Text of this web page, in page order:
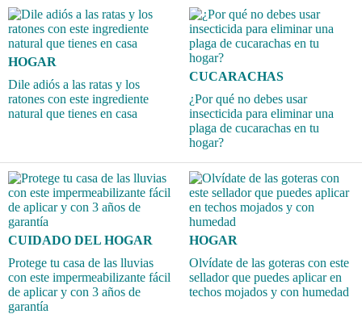
HOGAR
Dile adiós a las ratas y los
ratones con este ingrediente
natural que tienes en casa
CUCARACHAS
¿Por qué no debes usar
insecticida para eliminar una
plaga de cucarachas en tu
hogar?
CUIDADO DEL HOGAR
Protege tu casa de las lluvias
con este impermeabilizante fácil
de aplicar y con 3 años de
garantía
HOGAR
Olvídate de las goteras con este
sellador que puedes aplicar en
techos mojados y con humedad